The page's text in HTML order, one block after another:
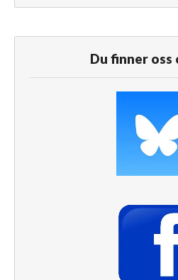
Du finner oss